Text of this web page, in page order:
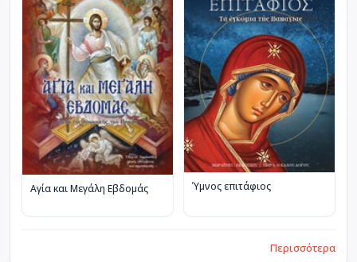
Αγία και Μεγάλη Εβδομάς Ύμνος επιτάφιος
Περισσότερα